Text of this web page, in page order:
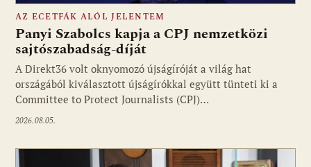
Fotó: media1.hu
AZ ECETFÁK ALÓL JELENTEM
Panyi Szabolcs kapja a CPJ nemzetközi
sajtószabadság-díját
A Direkt36 volt oknyomozó újságíróját a világ hat
országából kiválasztott újságírókkal együtt tünteti ki a
Committee to Protect Journalists (CPJ)…
2026.08.05.